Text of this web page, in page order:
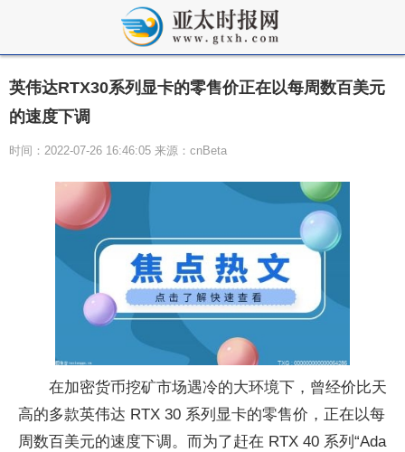
英伟达RTX30系列显卡的零售价正在以每周数百美元
的速度下调
时间：2022-07-26 16:46:05 来源：cnBeta
在加密货币挖矿市场遇冷的大环境下，曾经价比天
高的多款英伟达 RTX 30 系列显卡的零售价，正在以每
周数百美元的速度下调。而为了赶在 RTX 40 系列“Ada